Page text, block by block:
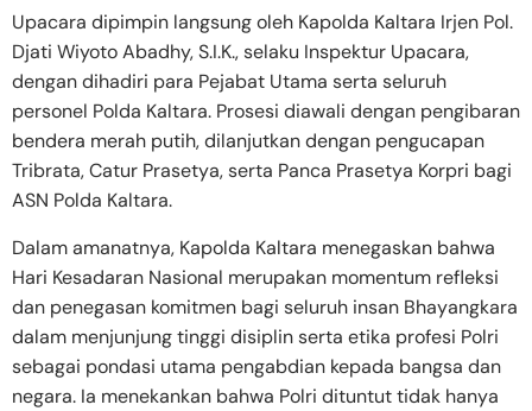
Upacara dipimpin langsung oleh Kapolda Kaltara Irjen Pol.
Djati Wiyoto Abadhy, S.I.K., selaku Inspektur Upacara,
dengan dihadiri para Pejabat Utama serta seluruh
personel Polda Kaltara. Prosesi diawali dengan pengibaran
bendera merah putih, dilanjutkan dengan pengucapan
Tribrata, Catur Prasetya, serta Panca Prasetya Korpri bagi
ASN Polda Kaltara.
Dalam amanatnya, Kapolda Kaltara menegaskan bahwa
Hari Kesadaran Nasional merupakan momentum refleksi
dan penegasan komitmen bagi seluruh insan Bhayangkara
dalam menjunjung tinggi disiplin serta etika profesi Polri
sebagai pondasi utama pengabdian kepada bangsa dan
negara. Ia menekankan bahwa Polri dituntut tidak hanya